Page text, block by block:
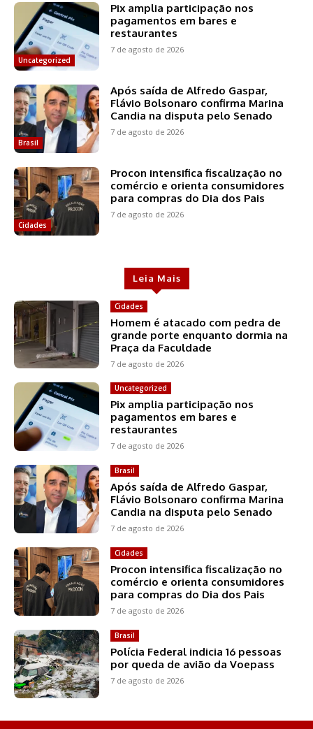
Uncategorized
Pix amplia participação nos
pagamentos em bares e
restaurantes
7 de agosto de 2026
Brasil
Após saída de Alfredo Gaspar,
Flávio Bolsonaro confirma Marina
Candia na disputa pelo Senado
7 de agosto de 2026
Cidades
Procon intensifica fiscalização no
comércio e orienta consumidores
para compras do Dia dos Pais
7 de agosto de 2026
Leia Mais
Cidades
Homem é atacado com pedra de
grande porte enquanto dormia na
Praça da Faculdade
7 de agosto de 2026
Uncategorized
Pix amplia participação nos
pagamentos em bares e
restaurantes
7 de agosto de 2026
Brasil
Após saída de Alfredo Gaspar,
Flávio Bolsonaro confirma Marina
Candia na disputa pelo Senado
7 de agosto de 2026
Cidades
Procon intensifica fiscalização no
comércio e orienta consumidores
para compras do Dia dos Pais
7 de agosto de 2026
Brasil
Polícia Federal indicia 16 pessoas
por queda de avião da Voepass
7 de agosto de 2026